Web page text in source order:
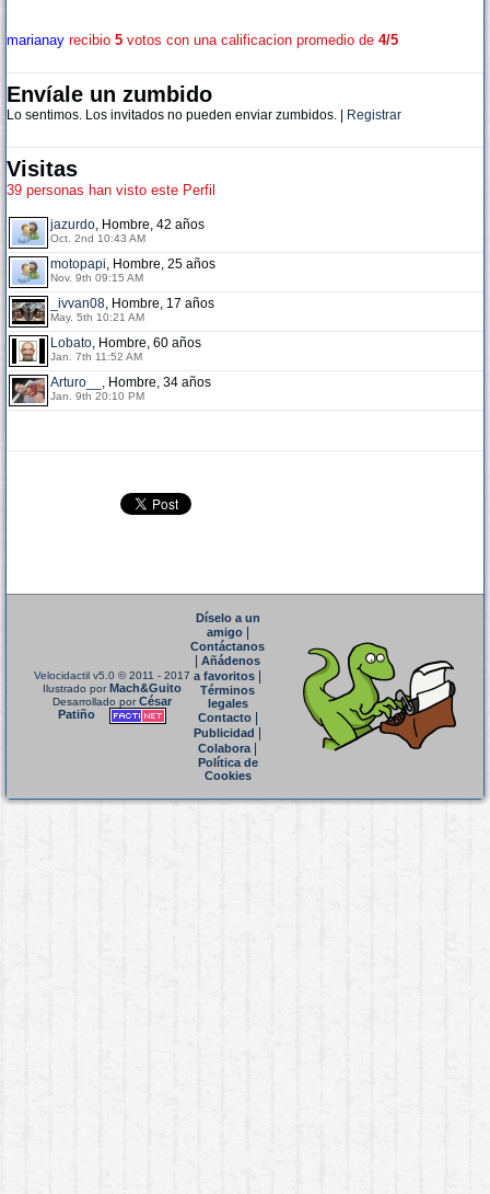
marianay recibio 5 votos con una calificacion promedio de 4/5
Envíale un zumbido
Lo sentimos. Los invitados no pueden enviar zumbidos. | Registrar
Visitas
39 personas han visto este Perfil
jazurdo, Hombre, 42 años
Oct. 2nd 10:43 AM
motopapi, Hombre, 25 años
Nov. 9th 09:15 AM
_ivvan08, Hombre, 17 años
May. 5th 10:21 AM
Lobato, Hombre, 60 años
Jan. 7th 11:52 AM
Arturo__ , Hombre, 34 años
Jan. 9th 20:10 PM
Velocidactil v5.0 © 2011 - 2017
Ilustrado porMach&Guito
Desarrollado porCésar
Patiño
Díselo a un
amigo|
Contáctanos
Añádenos
a favoritos
Términos
legales
Contacto|
Publicidad
Colabora|
Política de
Cookies